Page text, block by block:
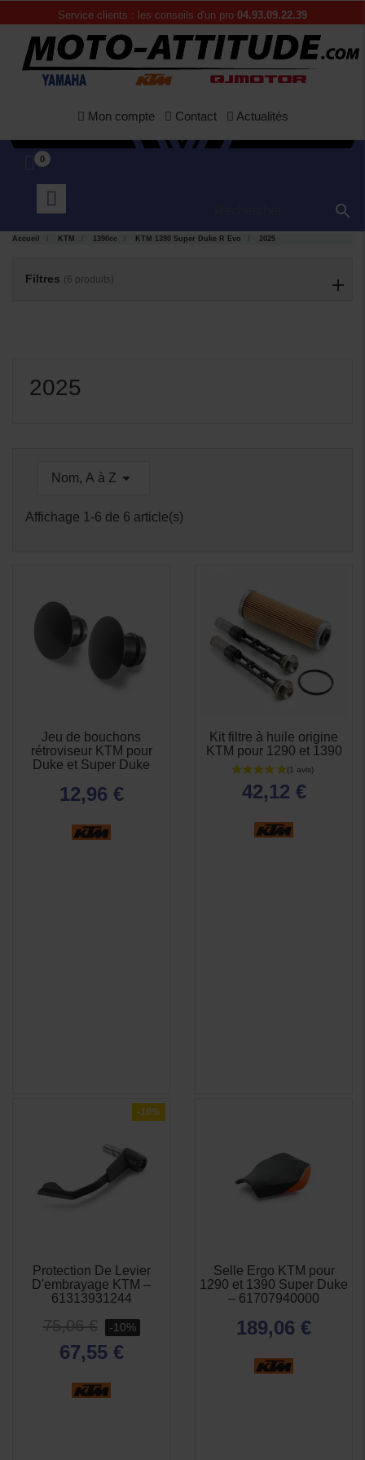
Service clients : les conseils d'un pro 04.93.09.22.39
Mon compte Contact Actualités
0

Accueil KTM 1390cc KTM 1390 Super Duke R Evo 2025
Filtres (6 produits)
2025
Nom, A à Z 
Affichage 1-6 de 6 article(s)
Jeu de bouchons
rétroviseur KTM pour
Duke et Super Duke
12,96 €
Kit filtre à huile origine
KTM pour 1290 et 1390
42,12 €
-10%
 APERÇU
RAPIDE
Protection De Levier
D'embrayage KTM –
61313931244
75,06 € -10%
67,55 €
APERÇU
RAPIDE
Selle Ergo KTM pour
1290 et 1390 Super Duke
– 61707940000
189,06 €
 APERÇU
RAPIDE
APERÇU
RAPIDE